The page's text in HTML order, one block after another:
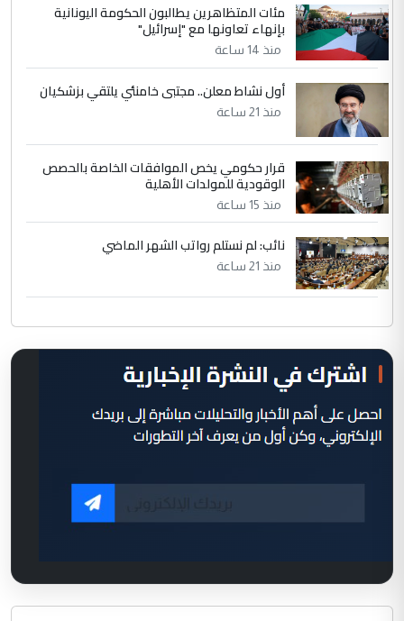
مئات المتظاهرين يطالبون الحكومة اليونانية
بإنهاء تعاونها مع "إسرائيل"
منذ 14 ساعة
أول نشاط معلن.. مجتبى خامنئي يلتقي بزشكيان
منذ 21 ساعة
قرار حكومي يخص الموافقات الخاصة بالحصص
الوقودية للمولدات الأهلية
منذ 15 ساعة
نائب: لم نستلم رواتب الشهر الماضي
منذ 21 ساعة